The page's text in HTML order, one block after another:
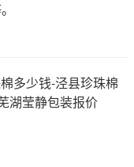
多少钱-泾县珍珠棉
湖莹静包装报价